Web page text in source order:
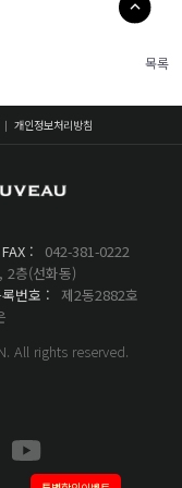
목록
개인정보처리방침
FAX :
042-381-0222
2층(선화동)
번호 :
제2동2882호
All rights reserved.